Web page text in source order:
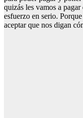
quizás les vamos a
esfuerzo en serio.
aceptar que nos digan